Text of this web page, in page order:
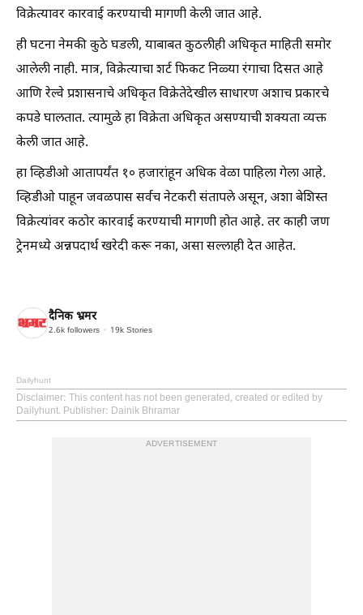
विक्रेत्यावर कारवाई करण्याची मागणी केली जात आहे.
ही घटना नेमकी कुठे घडली, याबाबत कुठलीही अधिकृत माहिती समोर
आलेली नाही. मात्र, विक्रेत्याचा शर्ट फिकट निळ्या रंगाचा दिसत आहे
आणि रेल्वे प्रशासनाचे अधिकृत विक्रेतेदेखील साधारण अशाच प्रकारचे
कपडे घालतात. त्यामुळे हा विक्रेता अधिकृत असण्याची शक्यता व्यक्त
केली जात आहे.
हा व्हिडीओ आतापर्यंत १० हजारांहून अधिक वेळा पाहिला गेला आहे.
व्हिडीओ पाहून जवळपास सर्वच नेटकरी संतापले असून, अशा बेशिस्त
विक्रेत्यांवर कठोर कारवाई करण्याची मागणी होत आहे. तर काही जण
ट्रेनमध्ये अन्नपदार्थ खरेदी करू नका, असा सल्लाही देत आहेत.
दैनिक भ्रमर
2.6k followers 19k Stories
Dailyhunt
Disclaimer: This content has not been generated, created or edited by
Dailyhunt. Publisher: Dainik Bhramar
ADVERTISEMENT